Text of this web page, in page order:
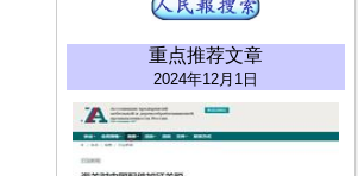
重点推荐文章
2024年12月1日